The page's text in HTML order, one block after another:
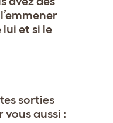
lui et si le
sorties
aussi :